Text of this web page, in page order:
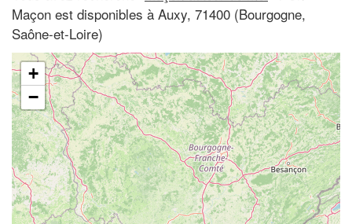
Maçon est disponibles à Auxy, 71400 (Bourgogne,
Saône-et-Loire)
+
−